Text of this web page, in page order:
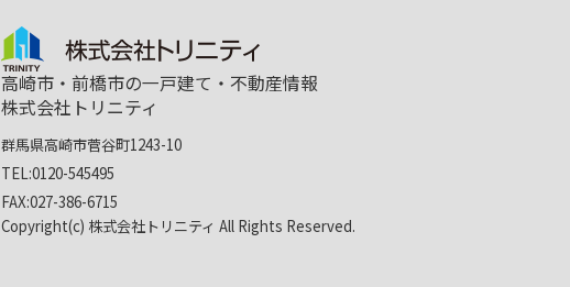
高崎市・前橋市の一戸建て・不動産情報
株式会社トリニティ
群馬県高崎市菅谷町1243-10
TEL:0120-545495
FAX:027-386-6715
Copyright(c) 株式会社トリニティ All Rights Reserved.